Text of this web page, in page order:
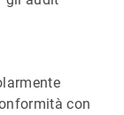
con